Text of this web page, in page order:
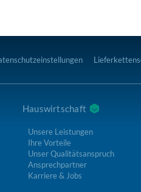
Hauswirtschaft
Unsere Leistungen
Ihre Vorteile
Unser Qualitätsanspruch
Ansprechpartner
Karriere & Jobs